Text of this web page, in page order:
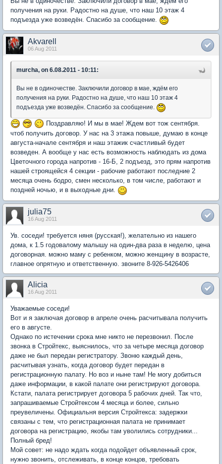
получения на руки. Радостно на душе, что наш 10 этаж 4
подъезда уже возведён. Спасибо за сообщение.
Akvarell
06 Aug 2011
murcha, on 6.08.2011 - 10:11:
Вы не в одиночестве. Заключили договор в мае, ждём его
получения на руки. Радостно на душе, что наш 10 этаж 4
подъезда уже возведён. Спасибо за сообщение.
Поздравляю! И мы в мае! Ждем вот тож сентября.
чтоб получить договор. У нас на 3 этажа повыше, думаю в конце
августа-начале сентября и наш этажик счастливый будет
возведен. А вообще у нас есть возможность наблюдать из дома
Цветочного города напротив - 16-Б, 2 подъезд, это прям напротив
нашей строящейся 4 секции - рабочие работают последние 2
месяца очень бодро, смен несколько, в том числе, работают и
поздней ночью, и в выходные дни.
julia75
16 Aug 2011
Ув. соседи! требуется няня (русская!), желательно из нашего
дома, к 1.5 годовалому малышу на один-два раза в неделю, цена
договорная. можно маму с ребенком, можно женщину в возрасте,
главное опрятную и ответственную. звоните 8-926-5426406
Alicia
16 Aug 2011
Уважаемые соседи!
Вот и я заключая договор в апреле очень расчитывала получить
его в августе.
Однако по истечении срока мне никто не перезвонил. После
звонка в Стройтекс, выяснилось, что за четыре месяца договор
даже не был передан регистратору. Звоню каждый день,
расчитывая узнать, когда договор будет передан в
регистрационную палату. Но воз и ныне там! Не могу добиться
даже информации, в какой палате они регистрируют договора.
Кстати, палата регистрирует договора 5 рабочих дней. Так что,
запрашиваемые Стройтексом 4 месяца и более, сильно
преувеличены. Официальня версия Стройтекса: задержки
связаны с тем, что регистрационная палата не принимает
договора на регистрацию, якобы там уволились сотрудники...
Полный бред!
Мой совет: не надо ждать когда подойдет объявленный срок,
нужно звонить, отслеживать, в конце концов, требовать